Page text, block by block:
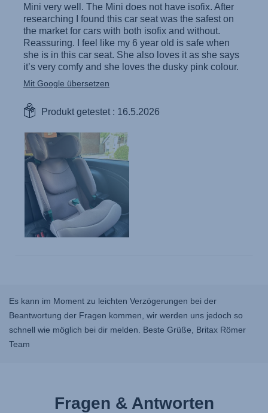
Es kann im Moment zu leichten Verzögerungen bei der
Beantwortung der Fragen kommen, wir werden uns jedoch so
schnell wie möglich bei dir melden. Beste Grüße, Britax Römer
Team
Fragen & Antworten